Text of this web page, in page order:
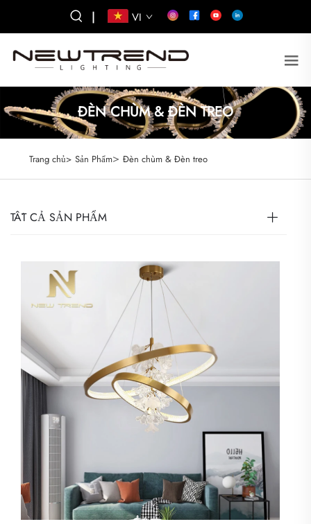
| VI
ĐÈN CHÙM & ĐÈN TREO
Trang chủ> Sản Phẩm> Đèn chùm & Đèn treo
TẤT CẢ SẢN PHẨM